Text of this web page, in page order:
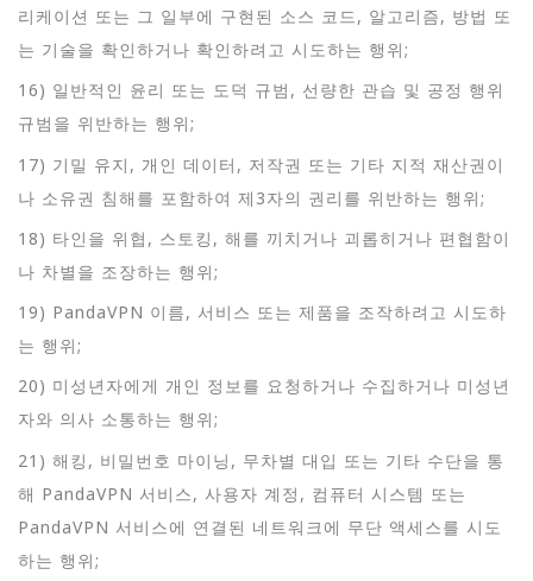
리케이션 또는 그 일부에 구현된 소스 코드, 알고리즘, 방법 또
는 기술을 확인하거나 확인하려고 시도하는 행위;
16) 일반적인 윤리 또는 도덕 규범, 선량한 관습 및 공정 행위
규범을 위반하는 행위;
17) 기밀 유지, 개인 데이터, 저작권 또는 기타 지적 재산권이
나 소유권 침해를 포함하여 제3자의 권리를 위반하는 행위;
18) 타인을 위협, 스토킹, 해를 끼치거나 괴롭히거나 편협함이
나 차별을 조장하는 행위;
19) PandaVPN 이름, 서비스 또는 제품을 조작하려고 시도하
는 행위;
20) 미성년자에게 개인 정보를 요청하거나 수집하거나 미성년
자와 의사 소통하는 행위;
21) 해킹, 비밀번호 마이닝, 무차별 대입 또는 기타 수단을 통
해 PandaVPN 서비스, 사용자 계정, 컴퓨터 시스템 또는
PandaVPN 서비스에 연결된 네트워크에 무단 액세스를 시도
하는 행위;